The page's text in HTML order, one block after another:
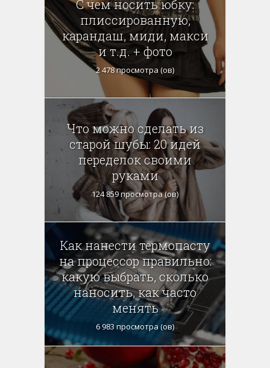
С чем носить юбку:
плиссированную,
карандаш, миди, макси
и т.д. + фото
2 478 просмотра (ов)
Что можно сделать из
старой шубы: 20 идей
переделок своими
руками
124 859 просмотра (ов)
Как нанести термопасту
на процессор правильно:
какую выбрать, сколько
наносить, как часто
менять
6 983 просмотра (ов)